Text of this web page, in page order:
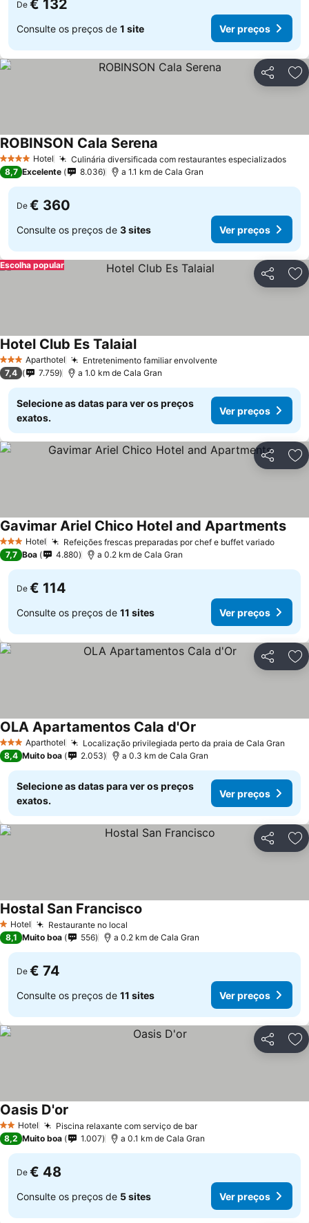
De € 132
Consulte os preços de 1 site Ver preços
Partilhar
4 EstrelasHotel Culinária diversificada com restaurantes especializadosVer
ROBINSON Cala Serena
8,7 Excelente 8.036 a 1.1 km de Cala Gran
De € 360
Consulte os preços de 3 sites Ver preços
Partilhar
Escolha popular
3 EstrelasAparthotel Entretenimento familiar envolventeVer preços
Hotel Club Es TalaialVer preços
7,4 7.759 a 1.0 km de Cala Gran
Selecione as datas para ver os preços
exatos.
Ver preços
Partilhar
3 EstrelasHotel Refeições frescas preparadas por chef e buffet variadoVer
Gavimar Ariel Chico Hotel and ApartmentsVer
7,7 Boa 4.880 a 0.2 km de Cala Gran
De € 114
Consulte os preços de 11 sites Ver preços
Partilhar
3 EstrelasAparthotel Localização privilegiada perto da praia de Cala Gran
OLA Apartamentos Cala d'Or
8,4 Muito boa 2.053 a 0.3 km de Cala Gran
Selecione as datas para ver os preços
exatos.
Ver preços
Partilhar
1 Estrelas
Hotel Restaurante no local
Hostal San Francisco
8,1 Muito boa 556 a 0.2 km de Cala Gran
De € 74
Consulte os preços de 11 sites Ver preços
Partilhar
2 Estrelas
Hotel Piscina relaxante com serviço de barVer preços
Oasis D'or
8,2 Muito boa 1.007 a 0.1 km de Cala Gran
De € 48
Consulte os preços de 5 sites Ver preços